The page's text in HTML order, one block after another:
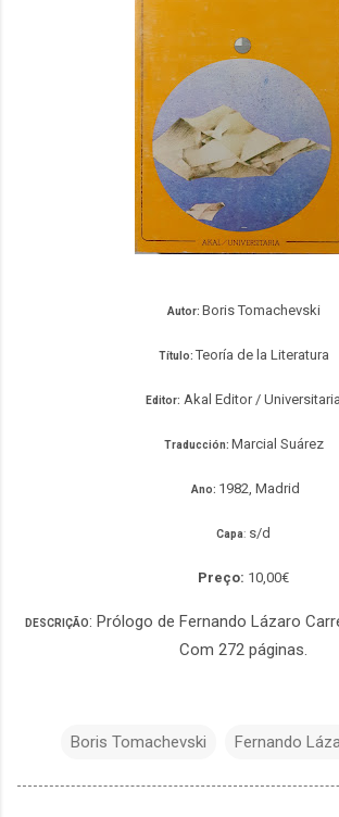
Autor: Boris Tomachevski
Título: Teoría de la Literatura
Editor: Akal Editor / Universitaria
Traducción: Marcial Suárez
Ano: 1982, Madrid
Capa: s/d
Preço: 10,00€
DESCRIÇÃO: Prólogo de Fernando Lázaro
Com 272 páginas.
Boris Tomachevski Fernando